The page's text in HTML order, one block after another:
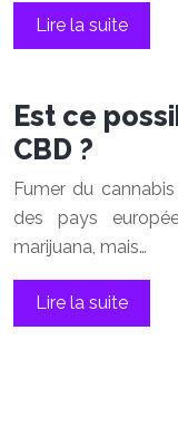
Lire la suite
Est ce
CBD ?
Fumer du
des pays
marijuana, mais…
Lire la suite